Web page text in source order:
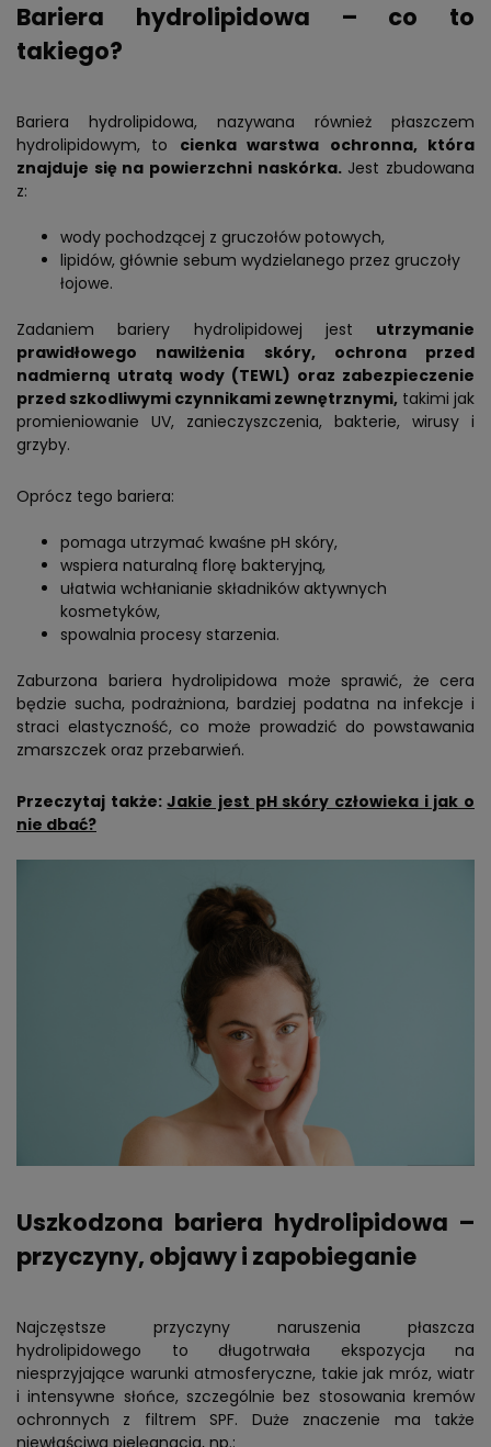
Bariera hydrolipidowa – co to
takiego?
Bariera hydrolipidowa, nazywana również płaszczem
hydrolipidowym, to cienka warstwa ochronna, która
znajduje się na powierzchni naskórka.Jest zbudowana
z:
wody pochodzącej z gruczołów potowych,
lipidów, głównie sebum wydzielanego przez gruczoły
łojowe.
Zadaniem bariery hydrolipidowej jest utrzymanie
prawidłowego nawilżenia skóry, ochrona przed
nadmierną utratą wody (TEWL) oraz zabezpieczenie
przed szkodliwymi czynnikami zewnętrznymi, takimi jak
promieniowanie UV, zanieczyszczenia, bakterie, wirusy i
grzyby.
Oprócz tego bariera:
pomaga utrzymać kwaśne pH skóry,
wspiera naturalną florę bakteryjną,
ułatwia wchłanianie składników aktywnych
kosmetyków,
spowalnia procesy starzenia.
Zaburzona bariera hydrolipidowa może sprawić, że cera
będzie sucha, podrażniona, bardziej podatna na infekcje i
straci elastyczność, co może prowadzić do powstawania
zmarszczek oraz przebarwień.
Przeczytaj także:Jakie jest pH skóry człowieka i jak o
nie dbać?
Uszkodzona bariera hydrolipidowa –
przyczyny, objawy i zapobieganie
Najczęstsze przyczyny naruszenia płaszcza
hydrolipidowego to długotrwała ekspozycja na
niesprzyjające warunki atmosferyczne, takie jak mróz, wiatr
i intensywne słońce, szczególnie bez stosowania kremów
ochronnych z filtrem SPF. Duże znaczenie ma także
niewłaściwa pielęgnacja, np.: